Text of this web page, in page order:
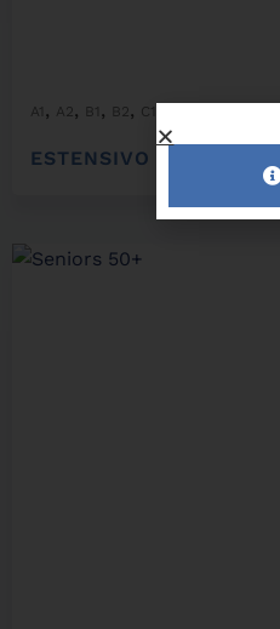
A1 , A2 , B1 , B2 , C1 , ,
ESTENSIVO